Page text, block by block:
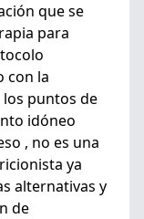
que se
para
con la
puntos de
idóneo
, no es una
ya
alternativas y
de